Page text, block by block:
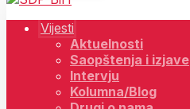
Vijesti
Aktuelnosti
Saopštenja i izjave
Intervju
Kolumna/Blog